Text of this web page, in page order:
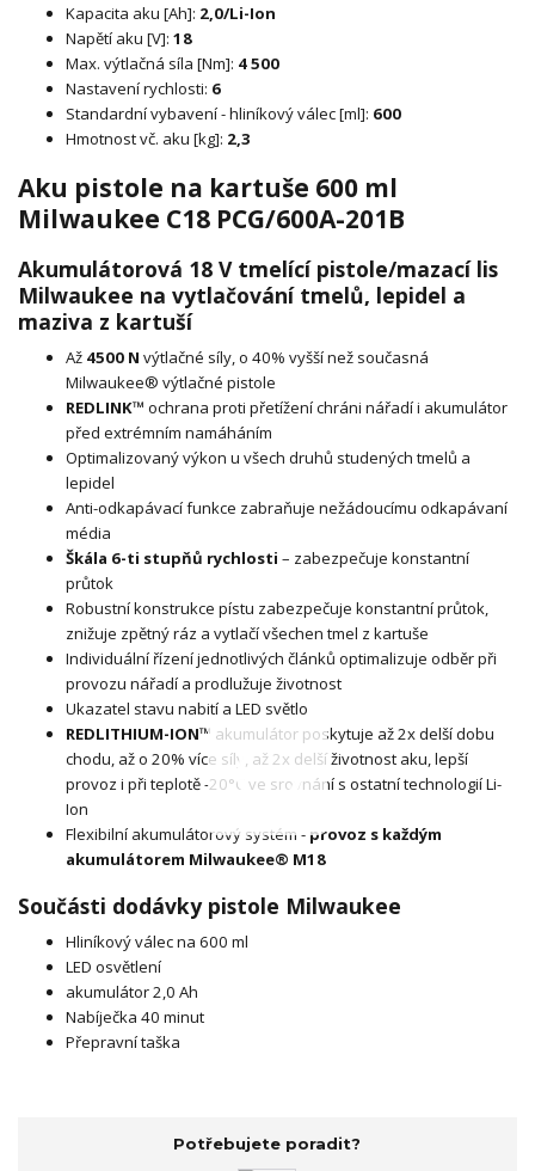
Kapacita aku [Ah]: 2,0/Li-Ion
Napětí aku [V]: 18
Max. výtlačná síla [Nm]: 4 500
Nastavení rychlosti: 6
Standardní vybavení - hliníkový válec [ml]: 600
Hmotnost vč. aku [kg]: 2,3
Aku pistole na kartuše 600 ml
Milwaukee C18 PCG/600A-201B
Akumulátorová 18 V tmelící pistole/mazací lis
Milwaukee na vytlačování tmelů, lepidel a
maziva z kartuší
Až 4500 N výtlačné síly, o 40% vyšší než současná
Milwaukee® výtlačné pistole
REDLINK™ ochrana proti přetížení chráni nářadí i akumulátor
před extrémním namáháním
Optimalizovaný výkon u všech druhů studených tmelů a
lepidel
Anti-odkapávací funkce zabraňuje nežádoucímu odkapávaní
média
Škála 6-ti stupňů rychlosti – zabezpečuje konstantní
průtok
Robustní konstrukce pístu zabezpečuje konstantní průtok,
znižuje zpětný ráz a vytlačí všechen tmel z kartuše
Individuální řízení jednotlivých článků optimalizuje odběr při
provozu nářadí a prodlužuje životnost
Ukazatel stavu nabití a LED světlo
REDLITHIUM-ION™ akumulátor poskytuje až 2x delší dobu
chodu, až o 20% více síly, až 2x delší životnost aku, lepší
provoz i při teplotě -20°C ve srovnání s ostatní technologií Li-
Ion
Flexibilní akumulátorový systém - provoz s každým
akumulátorem Milwaukee® M18
Součásti dodávky pistole Milwaukee
Hliníkový válec na 600 ml
LED osvětlení
akumulátor 2,0 Ah
Nabíječka 40 minut
Přepravní taška
Potřebujete poradit?